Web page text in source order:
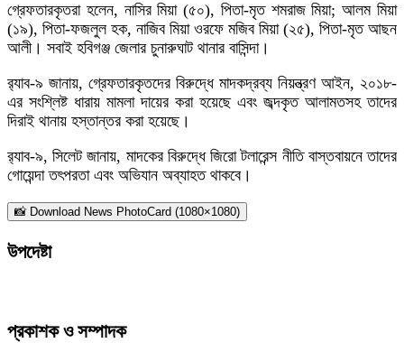
গ্রেফতারকৃতরা হলেন, নাসির মিয়া (৫০), পিতা-মৃত শমরাজ মিয়া; আলম মিয়া
(১৯), পিতা-ফজলুল হক, নাজিব মিয়া ওরফে মজিব মিয়া (২৫), পিতা-মৃত আছন
আলী। সবাই হবিগঞ্জ জেলার চুনারুঘাট থানার বাসিন্দা।
র‌্যাব-৯ জানায়, গ্রেফতারকৃতদের বিরুদ্ধে মাদকদ্রব্য নিয়ন্ত্রণ আইন, ২০১৮-
এর সংশ্লিষ্ট ধারায় মামলা দায়ের করা হয়েছে এবং জব্দকৃত আলামতসহ তাদের
দিরাই থানায় হস্তান্তর করা হয়েছে।
র‌্যাব-৯, সিলেট জানায়, মাদকের বিরুদ্ধে জিরো টলারেন্স নীতি বাস্তবায়নে তাদের
গোয়েন্দা তৎপরতা এবং অভিযান অব্যাহত থাকবে।
📸 Download News PhotoCard (1080×1080)
উপদেষ্টা
প্রকাশক ও সম্পাদক